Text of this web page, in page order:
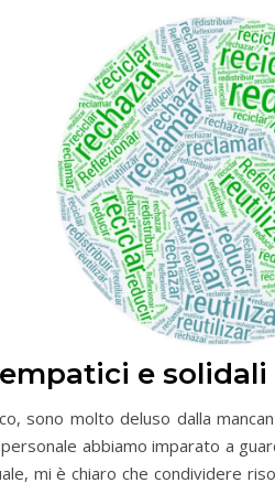
e solidali
sono molto deluso dalla
abbiamo imparato a
mi è chiaro che condividere